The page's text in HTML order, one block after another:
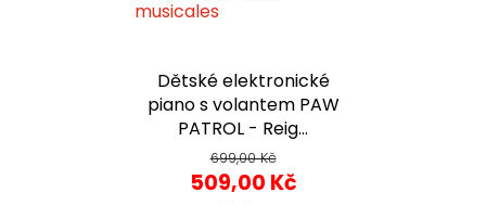
Dětské elektronické
piano s volantem PAW
PATROL - Reig...
699,00 Kč
509,00 Kč